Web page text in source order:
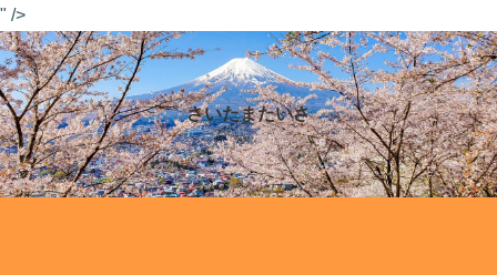
" />
さいたまたいさ